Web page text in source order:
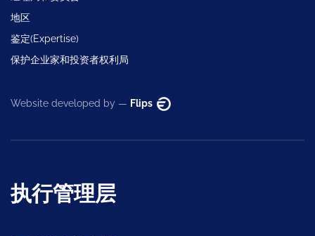
地区
鉴定(Expertise)
保护企业家和投资者权利局
Website developed by — Flips
执行管理层